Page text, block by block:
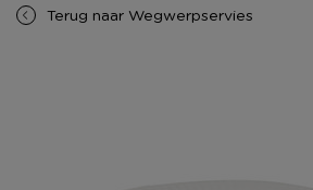
Terug naar Wegwerpservies